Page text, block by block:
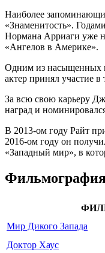
Наиболее
«Знаменитость».
Нормана Арриаги уже
«Ангелов в Америке».
Одним из насыщенных
актер принял участие в
За всю свою карьеру
наград и
В 2013-ом году Райт
2016-ом году он
«Западный мир», в
Мир Дикого Запада
Доктор Хаус